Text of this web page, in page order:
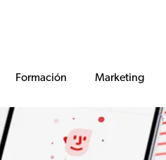
Formación Marketing